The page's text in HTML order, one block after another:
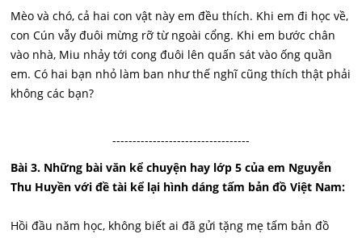
Mèo và chó, cả hai con vật này em đều thích. Khi em đi học về,
con Cún vẫy đuôi mừng rỡ từ ngoài cổng. Khi em bước chân
vào nhà, Miu nhảy tới cong đuôi lên quấn sát vào ống quần
em. Có hai bạn nhỏ làm ban như thế nghĩ cũng thích thật phải
không các bạn?
----------------------------------
Bài 3. Những bài văn kể chuyện hay lớp 5 của em Nguyễn
Thu Huyền với đề tài kể lại hình dáng tấm bản đồ Việt Nam:
Hồi đầu năm học, không biết ai đã gửi tặng mẹ tấm bản đồ